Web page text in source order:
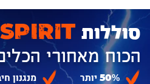
סוללות SPIRIT
הכוח מאחורי
50% יותר
מנגנון